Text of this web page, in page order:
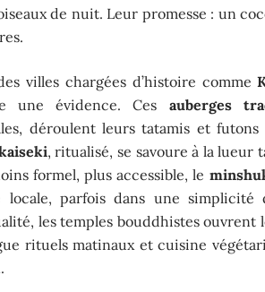
de nuit. Leur promesse : un
villes chargées d’histoire comme
une évidence. Ces auberges
déroulent leurs tatamis et
, ritualisé, se savoure à la lueur
formel, plus accessible, le
locale, parfois dans une simplicité
les temples bouddhistes ouvrent
rituels matinaux et cuisine